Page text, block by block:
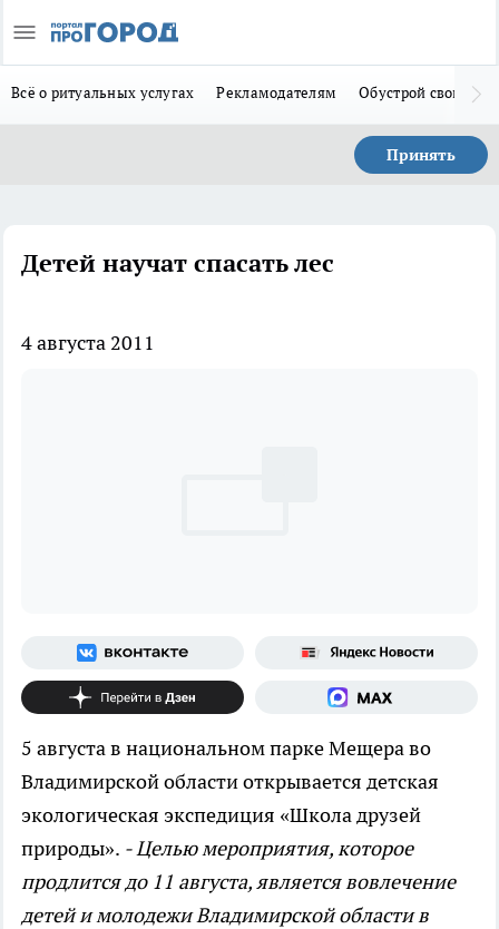
Всё о ритуальных услугах Рекламодателям Обустрой свой дом
Принять
Детей научат спасать лес
4 августа 2011
5 августа в национальном парке Мещера во
Владимирской области открывается детская
экологическая экспедиция «Школа друзей
природы». - Целью мероприятия, которое
продлится до 11 августа, является вовлечение
детей и молодежи Владимирской области в